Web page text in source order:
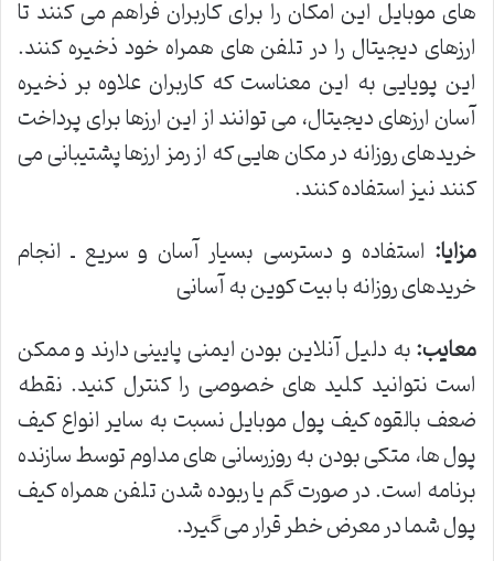
های موبایل این امکان را برای کاربران فراهم می کنند تا
ارزهای دیجیتال را در تلفن های همراه خود ذخیره کنند.
این پویایی به این معناست که کاربران علاوه بر ذخیره
آسان ارزهای دیجیتال، می توانند از این ارزها برای پرداخت
خریدهای روزانه در مکان هایی که از رمز ارزها پشتیبانی می
کنند نیز استفاده کنند.
مزایا: استفاده و دسترسی بسیار آسان و سریع ـ انجام
خریدهای روزانه با بیت کوین به آسانی
معایب:به دلیل آنلاین بودن ایمنی پایینی دارند و ممکن
است نتوانید کلید های خصوصی را کنترل کنید. نقطه
ضعف بالقوه کیف پول موبایل نسبت به سایر انواع کیف
پول ها، متکی بودن به روزرسانی های مداوم توسط سازنده
برنامه است. در صورت گم یا ربوده شدن تلفن همراه کیف
پول شما در معرض خطر قرار می گیرد.